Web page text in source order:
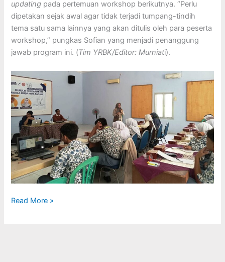
updating pada pertemuan workshop berikutnya. “Perlu
dipetakan sejak awal agar tidak terjadi tumpang-tindih
tema satu sama lainnya yang akan ditulis oleh para peserta
workshop,” pungkas Sofian yang menjadi penanggung
jawab program ini. (Tim YRBK/Editor: Murniati).
Read More »